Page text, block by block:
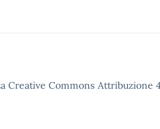
Creative Commons Attribuzione